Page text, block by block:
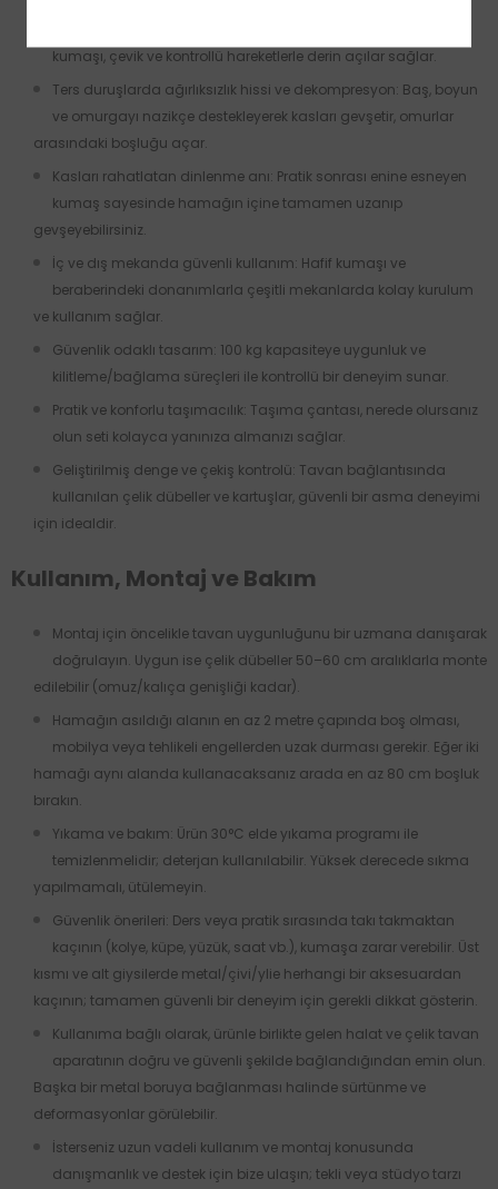
kumaşı, çevik ve kontrollü hareketlerle derin açılar sağlar.
Ters duruşlarda ağırlıksızlık hissi ve dekompresyon: Baş, boyun
ve omurgayı nazikçe destekleyerek kasları gevşetir, omurlar
arasındaki boşluğu açar.
Kasları rahatlatan dinlenme anı: Pratik sonrası enine esneyen
kumaş sayesinde hamağın içine tamamen uzanıp
gevşeyebilirsiniz.
İç ve dış mekanda güvenli kullanım: Hafif kumaşı ve
beraberindeki donanımlarla çeşitli mekanlarda kolay kurulum
ve kullanım sağlar.
Güvenlik odaklı tasarım: 100 kg kapasiteye uygunluk ve
kilitleme/bağlama süreçleri ile kontrollü bir deneyim sunar.
Pratik ve konforlu taşımacılık: Taşıma çantası, nerede olursanız
olun seti kolayca yanınıza almanızı sağlar.
Geliştirilmiş denge ve çekiş kontrolü: Tavan bağlantısında
kullanılan çelik dübeller ve kartuşlar, güvenli bir asma deneyimi
için idealdir.
Kullanım, Montaj ve Bakım
Montaj için öncelikle tavan uygunluğunu bir uzmana danışarak
doğrulayın. Uygun ise çelik dübeller 50–60 cm aralıklarla monte
edilebilir (omuz/kalıça genişliği kadar).
Hamağın asıldığı alanın en az 2 metre çapında boş olması,
mobilya veya tehlikeli engellerden uzak durması gerekir. Eğer iki
hamağı aynı alanda kullanacaksanız arada en az 80 cm boşluk
bırakın.
Yıkama ve bakım: Ürün 30°C elde yıkama programı ile
temizlenmelidir; deterjan kullanılabilir. Yüksek derecede sıkma
yapılmamalı, ütülemeyin.
Güvenlik önerileri: Ders veya pratik sırasında takı takmaktan
kaçının (kolye, küpe, yüzük, saat vb.), kumaşa zarar verebilir. Üst
kısmı ve alt giysilerde metal/çivi/ylie herhangi bir aksesuardan
kaçının; tamamen güvenli bir deneyim için gerekli dikkat gösterin.
Kullanıma bağlı olarak, ürünle birlikte gelen halat ve çelik tavan
aparatının doğru ve güvenli şekilde bağlandığından emin olun.
Başka bir metal boruya bağlanması halinde sürtünme ve
deformasyonlar görülebilir.
İsterseniz uzun vadeli kullanım ve montaj konusunda
danışmanlık ve destek için bize ulaşın; tekli veya stüdyo tarzı